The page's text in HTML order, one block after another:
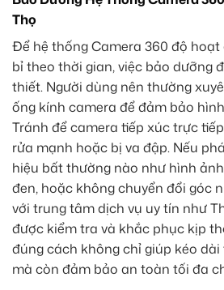
Thọ
Để hệ thống Camera 360 độ hoạt
bỉ theo thời gian, việc bảo dưỡng
thiết. Người dùng nên thường
ống kính camera để đảm bảo
Tránh để camera tiếp xúc trực
rửa mạnh hoặc bị va đập. Nếu
hiệu bất thường nào như hình
đen, hoặc không chuyển đổi góc
với trung tâm dịch vụ uy tín như
được kiểm tra và khắc phục kịp
đúng cách không chỉ giúp kéo
mà còn đảm bảo an toàn tối đa